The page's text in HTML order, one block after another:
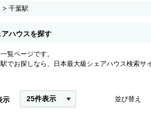
> 千葉駅
ハウスを探す
覧ページです。
でお探しなら、日本最大級シェアハウス検索
示 25件表示 並び替え